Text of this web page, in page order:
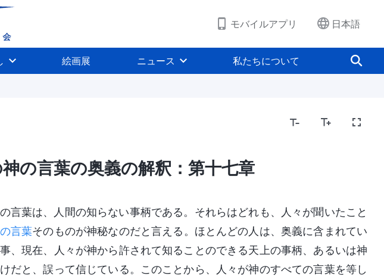
モバイルアプリ 日本語
絵画展 ニュース 私たちについて
の言葉の奥義の解釈：第十七章
言葉は、人間の知らない事柄である。それらはどれも、人々が聞いたこと
言葉そのものが神秘なのだと言える。ほとんどの人は、奥義に含まれてい
、現在、人々が神から許されて知ることのできる天上の事柄、あるいは神
だと、誤って信じている。このことから、人々が神のすべての言葉を等し